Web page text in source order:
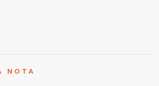
NOTA